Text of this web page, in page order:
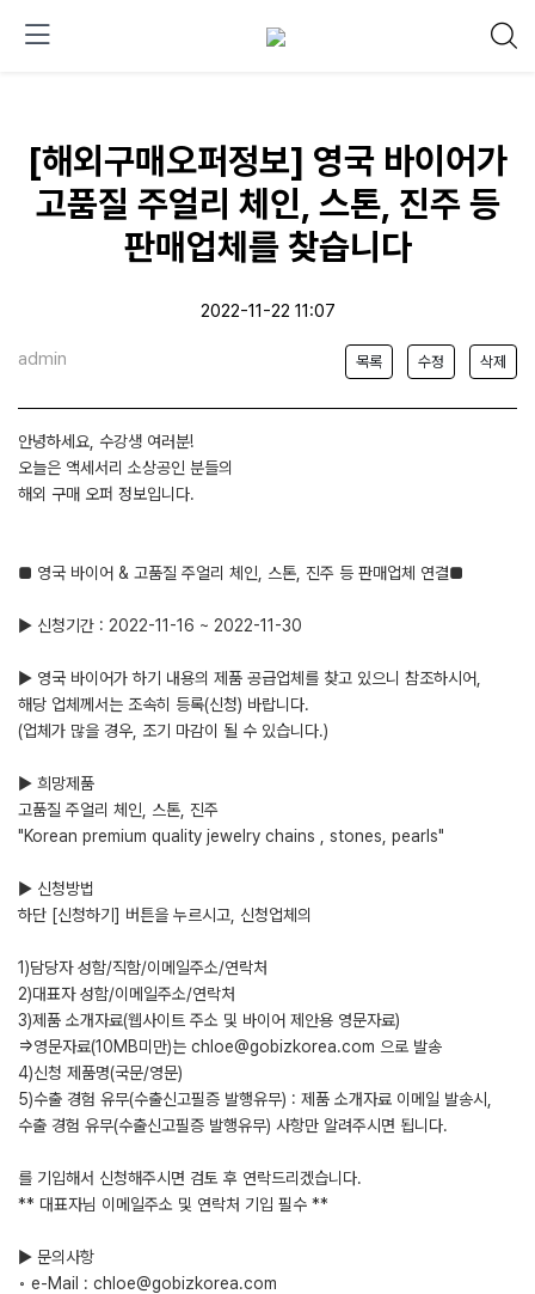
[해외구매오퍼정보] 영국 바이어가
고품질 주얼리 체인, 스톤, 진주 등
판매업체를 찾습니다
2022-11-22 11:07
admin 목록 수정 삭제
안녕하세요, 수강생 여러분!
오늘은 액세서리 소상공인 분들의
해외 구매 오퍼 정보입니다.
■ 영국 바이어 & 고품질 주얼리 체인, 스톤, 진주 등 판매업체 연결■
▶ 신청기간 : 2022-11-16 ~ 2022-11-30
▶ 영국 바이어가 하기 내용의 제품 공급업체를 찾고 있으니 참조하시어,
해당 업체께서는 조속히 등록(신청) 바랍니다.
(업체가 많을 경우, 조기 마감이 될 수 있습니다.)
▶ 희망제품
고품질 주얼리 체인, 스톤, 진주
"Korean premium quality jewelry chains , stones, pearls"
▶ 신청방법
하단 [신청하기] 버튼을 누르시고, 신청업체의
1)담당자 성함/직함/이메일주소/연락처
2)대표자 성함/이메일주소/연락처
3)제품 소개자료(웹사이트 주소 및 바이어 제안용 영문자료)
=>영문자료(10MB미만)는 chloe@gobizkorea.com 으로 발송
4)신청 제품명(국문/영문)
5)수출 경험 유무(수출신고필증 발행유무) : 제품 소개자료 이메일 발송시,
수출 경험 유무(수출신고필증 발행유무) 사항만 알려주시면 됩니다.
를 기입해서 신청해주시면 검토 후 연락드리겠습니다.
** 대표자님 이메일주소 및 연락처 기입 필수 **
▶ 문의사항
◦ e-Mail : chloe@gobizkorea.com